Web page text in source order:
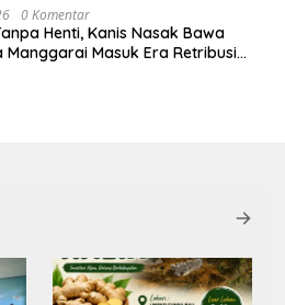
0 Komentar
Henti, Kanis Nasak Bawa
Manggarai Masuk Era Retribusi